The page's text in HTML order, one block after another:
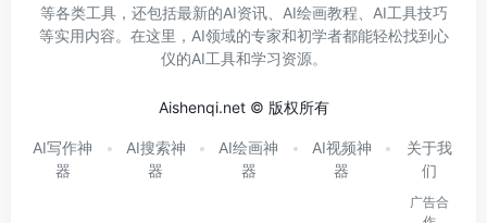
等各类工具，还包括最新的AI资讯、AI绘画教程、AI工具技巧
等实用内容。在这里，AI领域的专家和初学者都能轻松找到心
仪的AI工具和学习资源。
Aishenqi.net © 版权所有
AI写作神
器
AI搜索神
器
AI绘画神
器
AI视频神
器
关于我
们
广告合